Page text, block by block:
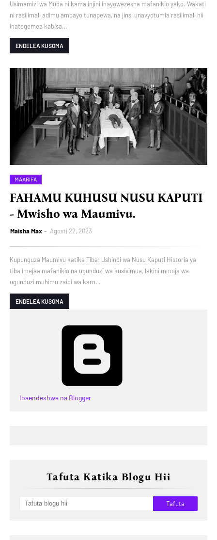
Usimamizi wa Muda ni kama injini inayowezesha mafanikio yako. Wakati
ni rasilimali adimu ambayo tunapewa, na jinsi unavyotumia rasilimali hii
inategemea kabisa…
ENDELEA KUSOMA
MAARIFA
FAHAMU KUHUSU NUSU KAPUTI
- Mwisho wa Maumivu.
Maisha Max Agosti 22, 2023
Kupunguza Maumivu katika Tiba: Ushindi wa Nusu Kaputi Historia ya
tiba imejaa mafanikio na ugunduzi wa kusisimua, lakini mmoja wa
ugunduzi muhimu zaidi wa karn…
ENDELEA KUSOMA
Inaendeshwa na Blogger
Tafuta Katika Blogu Hii